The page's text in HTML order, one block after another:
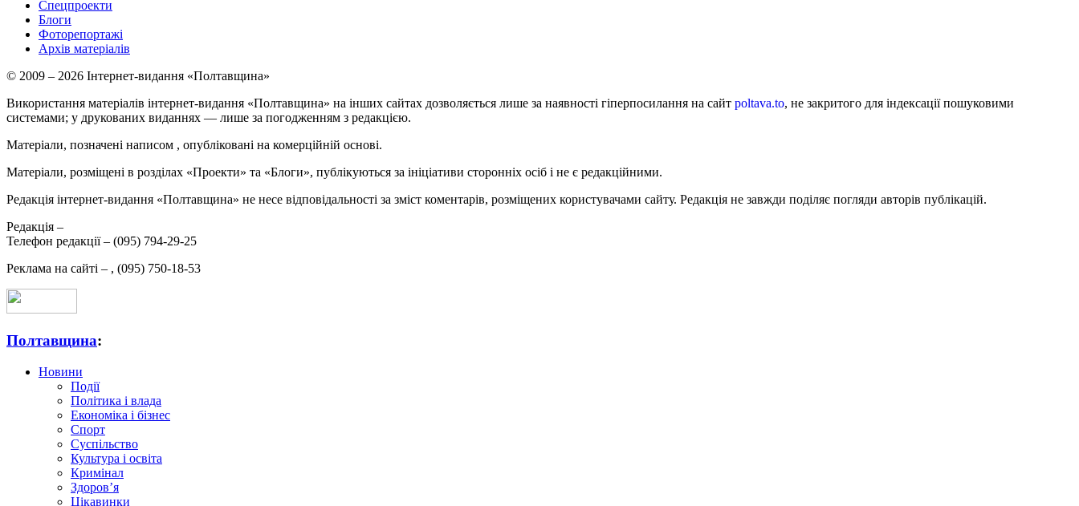
Спецпроекти
Блоги
Фоторепортажі
Архів матеріалів
© 2009 – 2026 Інтернет-видання «Полтавщина»
Використання матеріалів інтернет-видання «Полтавщина» на інших сайтах дозволяється лише за наявності гіперпосилання на сайт poltava.to, не закритого для індексації пошуковими
системами; у друкованих виданнях — лише за погодженням з редакцією.
Матеріали, позначені написом , опубліковані на комерційній основі.
Матеріали, розміщені в розділах «Проекти» та «Блоги», публікуються за ініціативи сторонніх осіб і не є редакційними.
Редакція інтернет-видання «Полтавщина» не несе відповідальності за зміст коментарів, розміщених користувачами сайту. Редакція не завжди поділяє погляди авторів публікацій.
Редакція –
Телефон редакції – (095) 794-29-25
Реклама на сайті – , (095) 750-18-53
Полтавщина:
Новини
Події
Політика і влада
Економіка і бізнес
Спорт
Суспільство
Культура і освіта
Кримінал
Здоров’я
Цікавинки